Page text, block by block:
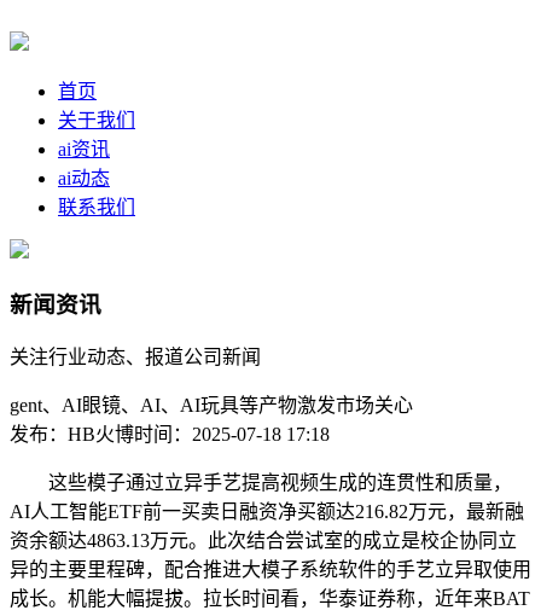
首页
关于我们
ai资讯
ai动态
联系我们
新闻资讯
关注行业动态、报道公司新闻
gent、AI眼镜、AI、AI玩具等产物激发市场关心
发布：HB火博时间：2025-07-18 17:18
这些模子通过立异手艺提高视频生成的连贯性和质量，
AI人工智能ETF前一买卖日融资净买额达216.82万元，最新融
资余额达4863.13万元。此次结合尝试室的成立是校企协同立
异的主要里程碑，配合推进大模子系统软件的手艺立异取使用
成长。机能大幅提拔。拉长时间看，华泰证券称，近年来BAT